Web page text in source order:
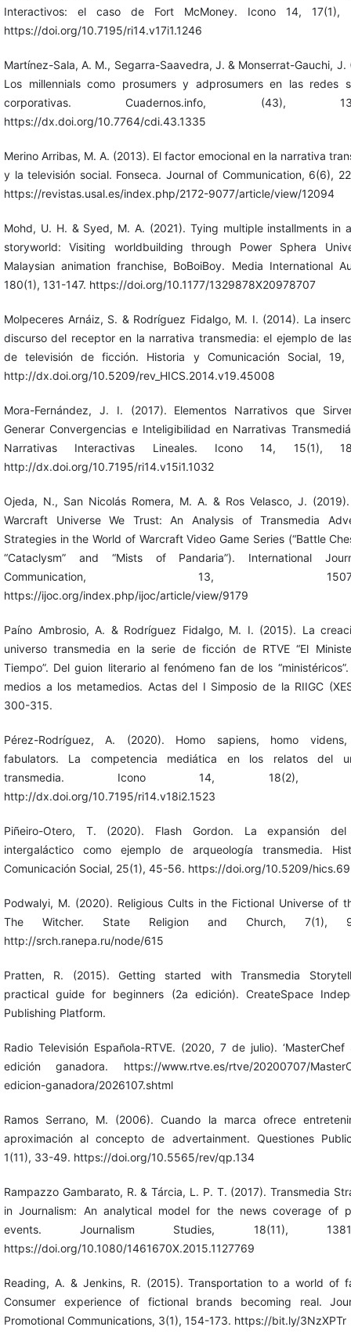
Interactivos: el caso de Fort McMoney. Icono 14, 17(1),
https://doi.org/10.7195/ri14.v17i1.1246
Martínez-Sala, A. M., Segarra-Saavedra, J. & Monserrat-Gauchi, J.
Los millennials como prosumers y adprosumers en las redes
corporativas. Cuadernos.info, (43),
https://dx.doi.org/10.7764/cdi.43.1335
Merino Arribas, M. A. (2013). El factor emocional en la narrativa
y la televisión social. Fonseca. Journal of Communication, 6(6),
https://revistas.usal.es/index.php/2172-9077/article/view/12094
Mohd, U. H. & Syed, M. A. (2021). Tying multiple installments in
storyworld: Visiting worldbuilding through Power Sphera
Malaysian animation franchise, BoBoiBoy. Media International
180(1), 131-147. https://doi.org/10.1177/1329878X20978707
Molpeceres Arnáiz, S. & Rodríguez Fidalgo, M. I. (2014). La
discurso del receptor en la narrativa transmedia: el ejemplo de
de televisión de ficción. Historia y Comunicación Social, 19,
http://dx.doi.org/10.5209/rev_HICS.2014.v19.45008
Mora-Fernández, J. I. (2017). Elementos Narrativos que
Generar Convergencias e Inteligibilidad en Narrativas
Narrativas Interactivas Lineales. Icono 14, 15(1),
http://dx.doi.org/10.7195/ri14.v15i1.1032
Ojeda, N., San Nicolás Romera, M. A. & Ros Velasco, J.
Warcraft Universe We Trust: An Analysis of Transmedia
Strategies in the World of Warcraft Video Game Series (“Battle
“Cataclysm” and “Mists of Pandaria”). International
Communication, 13, 1507-
https://ijoc.org/index.php/ijoc/article/view/9179
Paíno Ambrosio, A. & Rodríguez Fidalgo, M. I. (2015). La
universo transmedia en la serie de ficción de RTVE “El
Tiempo”. Del guion literario al fenómeno fan de los
medios a los metamedios. Actas del I Simposio de la RIIGC
300-315.
Pérez-Rodríguez, A. (2020). Homo sapiens, homo
fabulators. La competencia mediática en los relatos del
transmedia. Icono 14, 18(2),
http://dx.doi.org/10.7195/ri14.v18i2.1523
Piñeiro-Otero, T. (2020). Flash Gordon. La expansión del
intergaláctico como ejemplo de arqueología transmedia.
Comunicación Social, 25(1), 45-56. https://doi.org/10.5209/
Podwalyi, M. (2020). Religious Cults in the Fictional Universe of
The Witcher. State Religion and Church, 7(1),
http://srch.ranepa.ru/node/615
Pratten, R. (2015). Getting started with Transmedia
practical guide for beginners (2a edición). CreateSpace
Publishing Platform.
Radio Televisión Española-RTVE. (2020, 7 de julio). ‘MasterChef
edición ganadora. https://www.rtve.es/rtve/20200707/
edicion-ganadora/2026107.shtml
Ramos Serrano, M. (2006). Cuando la marca ofrece
aproximación al concepto de advertainment. Questiones
1(11), 33-49. https://doi.org/10.5565/rev/qp.134
Rampazzo Gambarato, R. & Tárcia, L. P. T. (2017). Transmedia
in Journalism: An analytical model for the news coverage of
events. Journalism Studies, 18(11), 1381-
https://doi.org/10.1080/1461670X.2015.1127769
Reading, A. & Jenkins, R. (2015). Transportation to a world of
Consumer experience of fictional brands becoming real.
Promotional Communications, 3(1), 154-173. https://bit.ly/3NzXPTr